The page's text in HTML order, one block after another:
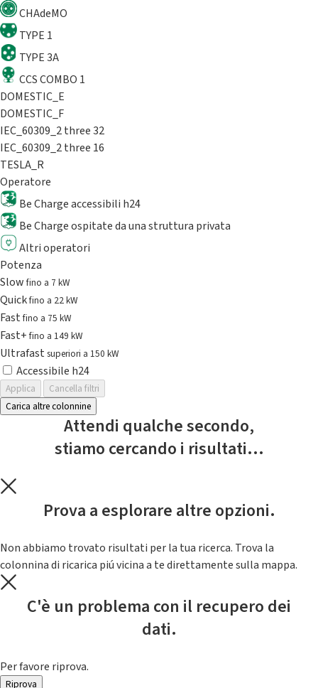
CHAdeMO
TYPE 1
TYPE 3A
CCS COMBO 1
DOMESTIC_E
DOMESTIC_F
IEC_60309_2 three 32
IEC_60309_2 three 16
TESLA_R
Operatore
Be Charge accessibili h24
Be Charge ospitate da una struttura privata
Altri operatori
Potenza
Slowfino a 7 kW
Quickfino a 22 kW
Fastfino a 75 kW
Fast+fino a 149 kW
Ultrafast superiori a 150 kW
Accessibile h24
Applica
Cancella filtri
Carica altre colonnine
Attendi qualche secondo,
stiamo cercando i risultati...
Prova a esplorare altre opzioni.
Non abbiamo trovato risultati per la tua ricerca. Trova la
colonnina di ricarica piú vicina a te direttamente sulla mappa.
C'è un problema con il recupero dei
dati.
Per favore riprova.
Riprova